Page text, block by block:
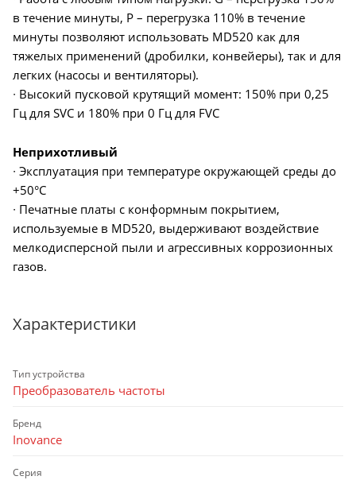
в течение минуты, P – перегрузка 110% в течение
минуты позволяют использовать MD520 как для
тяжелых применений (дробилки, конвейеры), так и для
легких (насосы и вентиляторы).
∙ Высокий пусковой крутящий момент: 150% при 0,25
Гц для SVC и 180% при 0 Гц для FVC
Неприхотливый
∙ Эксплуатация при температуре окружающей среды до
+50°C
∙ Печатные платы с конформным покрытием,
используемые в MD520, выдерживают воздействие
мелкодисперсной пыли и агрессивных коррозионных
газов.
Характеристики
Тип устройства
Преобразователь частоты
Бренд
Inovance
Серия